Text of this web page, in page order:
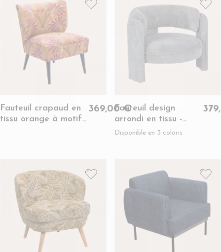
Fauteuil crapaud en
tissu orange à motifs
369,00 €Fauteuil design
arrondi en tissu -
AUBIN
Disponible en 3 coloris